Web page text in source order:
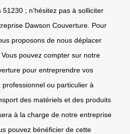
; n’hésitez pas à solliciter
Dawson Couverture. Pour
proposons de nous déplacer
pouvez compter sur notre
pour entreprendre vos
ou particulier à
des matériels et des produits
à la charge de notre entreprise
pouvez bénéficier de cette